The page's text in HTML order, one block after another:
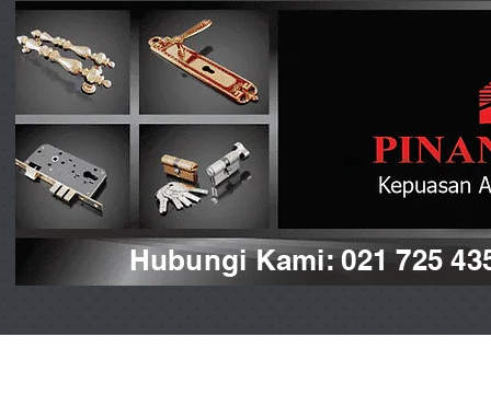
Hubungi Kami: 021 725